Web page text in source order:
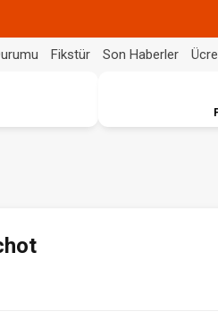
Fikstür Son Haberler